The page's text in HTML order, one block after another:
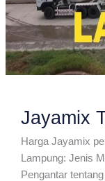
Jayamix
Harga Jayamix
Lampung: Jenis
Pengantar